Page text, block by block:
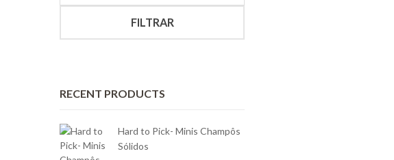
FILTRAR
RECENT PRODUCTS
Hard to Pick- Minis Champôs
Sólidos